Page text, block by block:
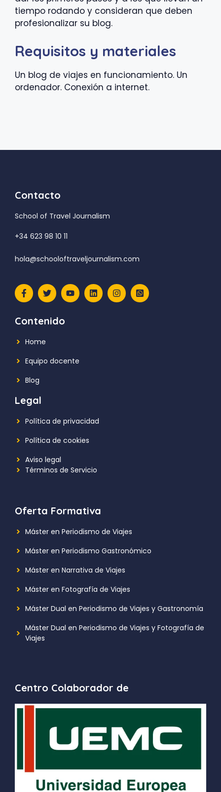
tiempo rodando y consideran que deben
profesionalizar su blog.
Requisitos y materiales
Un blog de viajes en funcionamiento. Un
ordenador. Conexión a internet.
Contacto
School of Travel Journalism
+34 623 98 10 11
hola@schooloftraveljournalism.com
Contenido
Home
Equipo docente
Blog
Legal
Política de privacidad
Política de cookies
Aviso legal
Términos de Servicio
Oferta Formativa
Máster en Periodismo de Viajes
Máster en Periodismo Gastronómico
Máster en Narrativa de Viajes
Máster en Fotografía de Viajes
Máster Dual en Periodismo de Viajes y Gastronomía
Máster Dual en Periodismo de Viajes y Fotografía de
Viajes
Centro Colaborador de